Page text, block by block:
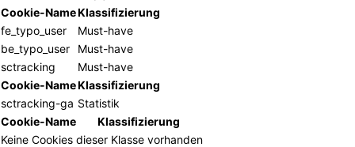
Cookie-NameKlassifizierung
fe_typo_user
Must-have
be_typo_user
Must-have
sctracking
Must-have
Cookie-NameKlassifizierung
sctracking-ga Statistik
Cookie-Name
Klassifizierung
Keine Cookies dieser Klasse vorhanden